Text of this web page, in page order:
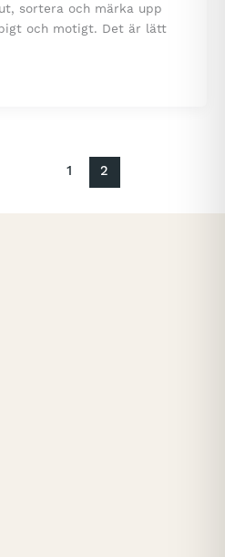
sortera och märka upp
och motigt. Det är lätt
1 2